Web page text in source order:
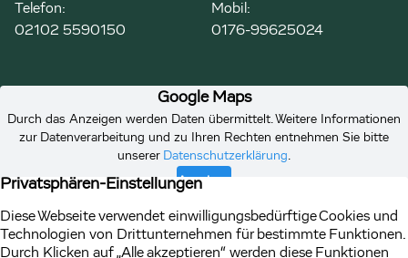
Telefon:
02102 5590150
Mobil:
0176-99625024